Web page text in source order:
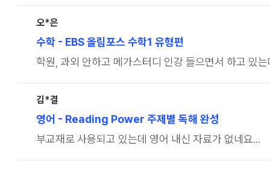
오*은
수학 - EBS 올림포스 수학1 유형편
학원, 과외 안하고 메가스터디 인강 들으면서 하고 있
김*결
영어 - Reading Power 주제별 독해 완성
부교재로 사용되고 있는데 영어 내신 자료가 없네요...